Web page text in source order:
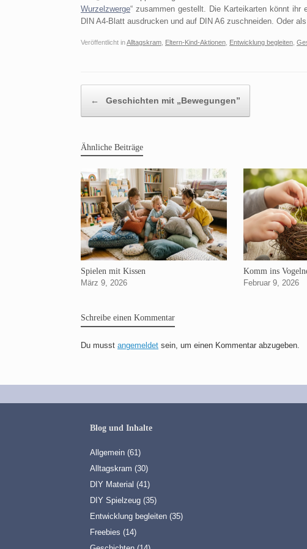
Wurzelzwerge“ zusammen gestellt. Die Karteikarten könnt
DIN A4-Blatt ausdrucken und auf DIN A6 zuschneiden. Oder als
Veröffentlicht inAlltagskram Eltern-Kind-Aktionen Entwicklung begleiten
← Geschichten mit „Bewegungen”
Ähnliche Beiträge
Spielen mit Kissen
März 9, 2026
Komm ins
Februar 9, 2026
Schreibe einen Kommentar
Du musst angemeldet sein, um einen Kommentar abzugeben.
Blog und Inhalte
Allgemein (61)
Alltagskram (30)
DIY Material (41)
DIY Spielzeug (35)
Entwicklung begleiten (35)
Freebies (14)